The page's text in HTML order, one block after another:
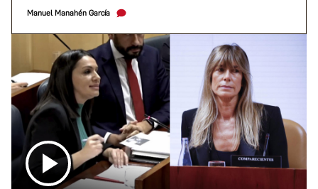
Manuel Manahén García